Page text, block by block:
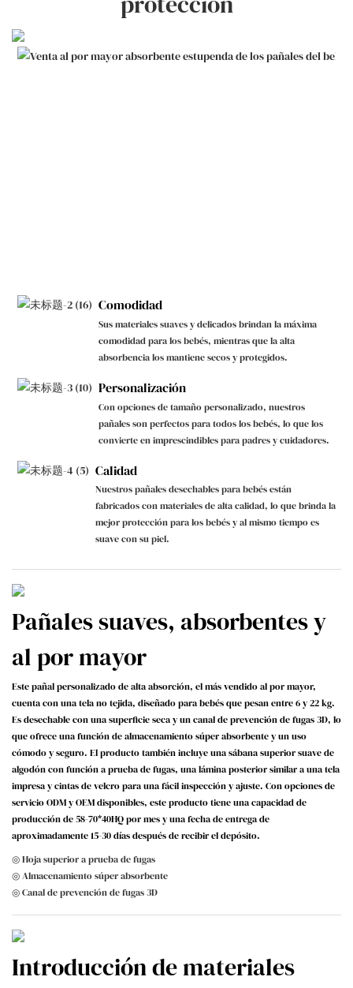
Comodidad
Sus materiales suaves y delicados brindan la máxima
comodidad para los bebés, mientras que la alta
absorbencia los mantiene secos y protegidos.
Personalización
Con opciones de tamaño personalizado, nuestros
pañales son perfectos para todos los bebés, lo que los
convierte en imprescindibles para padres y cuidadores.
Calidad
Nuestros pañales desechables para bebés están
fabricados con materiales de alta calidad, lo que brinda la
mejor protección para los bebés y al mismo tiempo es
suave con su piel.
Pañales suaves, absorbentes y
al por mayor
Este pañal personalizado de alta absorción, el más vendido al por mayor,
cuenta con una tela no tejida, diseñado para bebés que pesan entre 6 y 22 kg.
Es desechable con una superficie seca y un canal de prevención de fugas 3D, lo
que ofrece una función de almacenamiento súper absorbente y un uso
cómodo y seguro. El producto también incluye una sábana superior suave de
algodón con función a prueba de fugas, una lámina posterior similar a una tela
impresa y cintas de velcro para una fácil inspección y ajuste. Con opciones de
servicio ODM y OEM disponibles, este producto tiene una capacidad de
producción de 58-70*40HQ por mes y una fecha de entrega de
aproximadamente 15-30 días después de recibir el depósito.
◎ Hoja superior a prueba de fugas
◎ Almacenamiento súper absorbente
◎ Canal de prevención de fugas 3D
Introducción de materiales